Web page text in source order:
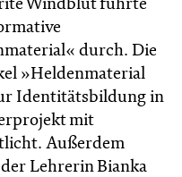
Windblut führte
durch. Die
»Heldenmaterial
Identitätsbildung in
mit
Außerdem
Lehrerin Bianka